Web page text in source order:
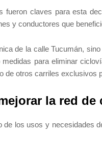
fueron claves para esta
y conductores que
de la calle Tucumán,
para eliminar
de otros carriles exclusivos
la red de
de los usos y necesidades